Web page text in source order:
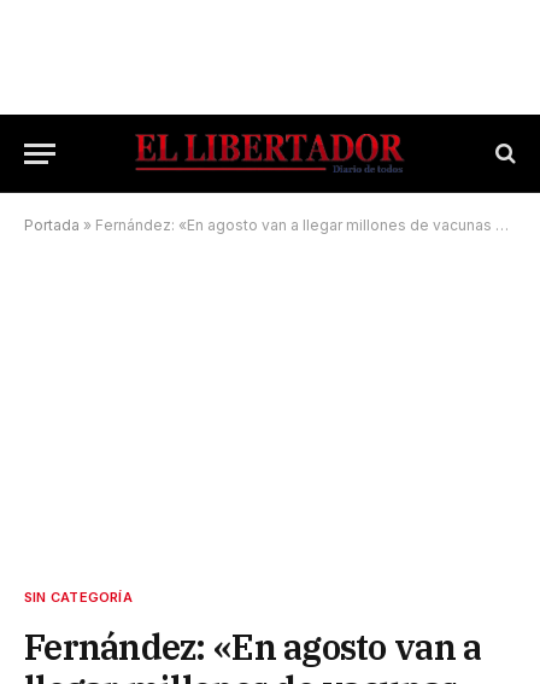
Portada » Fernández: «En agosto van a llegar millones de vacunas que permitirán ir recuperando actividades»
SIN CATEGORÍA
Fernández: «En agosto van a